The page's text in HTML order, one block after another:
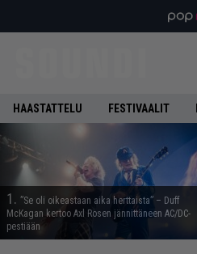
HAASTATTELU FESTIVAALIT
1. ”Se oli oikeastaan aika herttaista” – Duff
McKagan kertoo Axl Rosen jännittäneen AC/DC-
pestiään